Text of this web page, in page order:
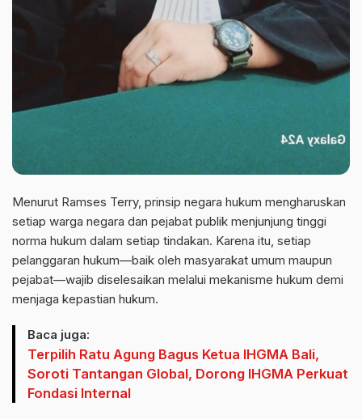
Menurut Ramses Terry, prinsip negara hukum mengharuskan
setiap warga negara dan pejabat publik menjunjung tinggi
norma hukum dalam setiap tindakan. Karena itu, setiap
pelanggaran hukum—baik oleh masyarakat umum maupun
pejabat—wajib diselesaikan melalui mekanisme hukum demi
menjaga kepastian hukum.
Baca juga:
Terpilih Ratu Agung Bagus Ketua IHGMA Bali,
Soroti Tantangan Global, Dorong IHGMA Perkuat
Fondasi Internal